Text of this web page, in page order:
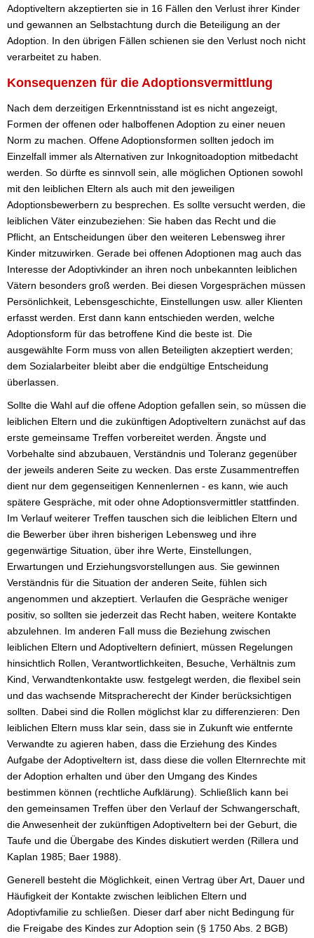
Adoptiveltern akzeptierten sie in 16 Fällen den Verlust ihrer Kinder
und gewannen an Selbstachtung durch die Beteiligung an der
Adoption. In den übrigen Fällen schienen sie den Verlust noch nicht
verarbeitet zu haben.
Konsequenzen für die Adoptionsvermittlung
Nach dem derzeitigen Erkenntnisstand ist es nicht angezeigt,
Formen der offenen oder halboffenen Adoption zu einer neuen
Norm zu machen. Offene Adoptionsformen sollten jedoch im
Einzelfall immer als Alternativen zur Inkognitoadoption mitbedacht
werden. So dürfte es sinnvoll sein, alle möglichen Optionen sowohl
mit den leiblichen Eltern als auch mit den jeweiligen
Adoptionsbewerbern zu besprechen. Es sollte versucht werden, die
leiblichen Väter einzubeziehen: Sie haben das Recht und die
Pflicht, an Entscheidungen über den weiteren Lebensweg ihrer
Kinder mitzuwirken. Gerade bei offenen Adoptionen mag auch das
Interesse der Adoptivkinder an ihren noch unbekannten leiblichen
Vätern besonders groß werden. Bei diesen Vorgesprächen müssen
Persönlichkeit, Lebensgeschichte, Einstellungen usw. aller Klienten
erfasst werden. Erst dann kann entschieden werden, welche
Adoptionsform für das betroffene Kind die beste ist. Die
ausgewählte Form muss von allen Beteiligten akzeptiert werden;
dem Sozialarbeiter bleibt aber die endgültige Entscheidung
überlassen.
Sollte die Wahl auf die offene Adoption gefallen sein, so müssen die
leiblichen Eltern und die zukünftigen Adoptiveltern zunächst auf das
erste gemeinsame Treffen vorbereitet werden. Ängste und
Vorbehalte sind abzubauen, Verständnis und Toleranz gegenüber
der jeweils anderen Seite zu wecken. Das erste Zusammentreffen
dient nur dem gegenseitigen Kennenlernen - es kann, wie auch
spätere Gespräche, mit oder ohne Adoptionsvermittler stattfinden.
Im Verlauf weiterer Treffen tauschen sich die leiblichen Eltern und
die Bewerber über ihren bisherigen Lebensweg und ihre
gegenwärtige Situation, über ihre Werte, Einstellungen,
Erwartungen und Erziehungsvorstellungen aus. Sie gewinnen
Verständnis für die Situation der anderen Seite, fühlen sich
angenommen und akzeptiert. Verlaufen die Gespräche weniger
positiv, so sollten sie jederzeit das Recht haben, weitere Kontakte
abzulehnen. Im anderen Fall muss die Beziehung zwischen
leiblichen Eltern und Adoptiveltern definiert, müssen Regelungen
hinsichtlich Rollen, Verantwortlichkeiten, Besuche, Verhältnis zum
Kind, Verwandtenkontakte usw. festgelegt werden, die flexibel sein
und das wachsende Mitspracherecht der Kinder berücksichtigen
sollten. Dabei sind die Rollen möglichst klar zu differenzieren: Den
leiblichen Eltern muss klar sein, dass sie in Zukunft wie entfernte
Verwandte zu agieren haben, dass die Erziehung des Kindes
Aufgabe der Adoptiveltern ist, dass diese die vollen Elternrechte mit
der Adoption erhalten und über den Umgang des Kindes
bestimmen können (rechtliche Aufklärung). Schließlich kann bei
den gemeinsamen Treffen über den Verlauf der Schwangerschaft,
die Anwesenheit der zukünftigen Adoptiveltern bei der Geburt, die
Taufe und die Übergabe des Kindes diskutiert werden (Rillera und
Kaplan 1985; Baer 1988).
Generell besteht die Möglichkeit, einen Vertrag über Art, Dauer und
Häufigkeit der Kontakte zwischen leiblichen Eltern und
Adoptivfamilie zu schließen. Dieser darf aber nicht Bedingung für
die Freigabe des Kindes zur Adoption sein (§ 1750 Abs. 2 BGB)